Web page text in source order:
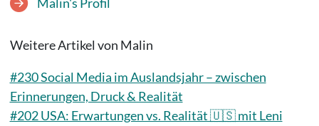
Weitere Artikel von Malin
#230 Social Media im Auslandsjahr – zwischen
Erinnerungen, Druck & Realität
#202 USA: Erwartungen vs. Realität 🇺🇸 mit Leni